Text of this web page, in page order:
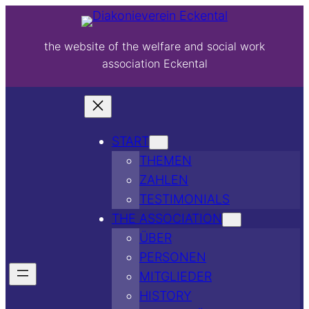
the website of the welfare and social work
association Eckental
START
THEMEN
ZAHLEN
TESTIMONIALS
THE ASSOCIATION
ÜBER
PERSONEN
MITGLIEDER
HISTORY